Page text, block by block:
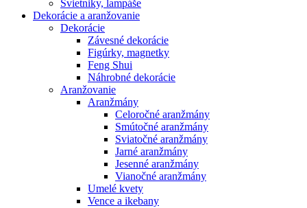
Svietniky, lampáše
Dekorácie a aranžovanie
Dekorácie
Závesné dekorácie
Figúrky, magnetky
Feng Shui
Náhrobné dekorácie
Aranžovanie
Aranžmány
Celoročné aranžmány
Smútočné aranžmány
Sviatočné aranžmány
Jarné aranžmány
Jesenné aranžmány
Vianočné aranžmány
Umelé kvety
Vence a ikebany